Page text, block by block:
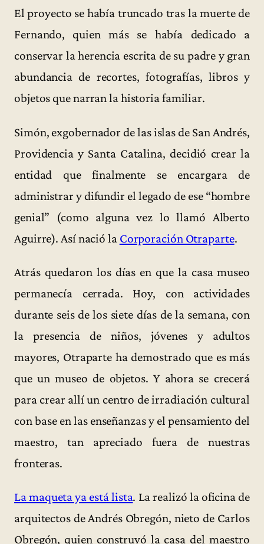
El proyecto se había truncado tras la muerte de
Fernando, quien más se había dedicado a
conservar la herencia escrita de su padre y gran
abundancia de recortes, fotografías, libros y
objetos que narran la historia familiar.
Simón, exgobernador de las islas de San Andrés,
Providencia y Santa Catalina, decidió crear la
entidad que finalmente se encargara de
administrar y difundir el legado de ese “hombre
genial” (como alguna vez lo llamó Alberto
Aguirre). Así nació la Corporación Otraparte.
Atrás quedaron los días en que la casa museo
permanecía cerrada. Hoy, con actividades
durante seis de los siete días de la semana, con
la presencia de niños, jóvenes y adultos
mayores, Otraparte ha demostrado que es más
que un museo de objetos. Y ahora se crecerá
para crear allí un centro de irradiación cultural
con base en las enseñanzas y el pensamiento del
maestro, tan apreciado fuera de nuestras
fronteras.
La maqueta ya está lista. La realizó la oficina de
arquitectos de Andrés Obregón, nieto de Carlos
Obregón, quien construyó la casa del maestro